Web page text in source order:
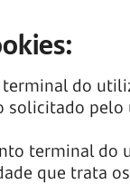
do
solicitado pelo
terminal
que trata